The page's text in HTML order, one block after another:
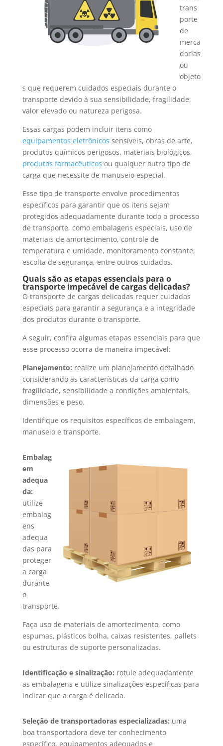
trans
porte
de
merca
dorias
ou
objeto
s que requerem cuidados especiais durante o
transporte devido à sua sensibilidade, fragilidade,
valor elevado ou natureza perigosa.
Essas cargas podem incluir itens como
equipamentos eletrônicos sensíveis, obras de arte,
produtos químicos perigosos, materiais biológicos,
produtos farmacêuticos ou qualquer outro tipo de
carga que necessite de manuseio especial.
Esse tipo de transporte envolve procedimentos
específicos para garantir que os itens sejam
protegidos adequadamente durante todo o processo
de transporte, como embalagens especiais, uso de
materiais de amortecimento, controle de
temperatura e umidade, monitoramento constante,
escolta de segurança, entre outros cuidados.
Quais são as etapas essenciais para o
transporte impecável de cargas delicadas?
O transporte de cargas delicadas requer cuidados
especiais para garantir a segurança e a integridade
dos produtos durante o transporte.
A seguir, confira algumas etapas essenciais para que
esse processo ocorra de maneira impecável:
Planejamento: realize um planejamento detalhado
considerando as características da carga como
fragilidade, sensibilidade a condições ambientais,
dimensões e peso.
Identifique os requisitos específicos de embalagem,
manuseio e transporte.
Embalag
em
adequa
da:
utilize
embalag
ens
adequa
das para
proteger
a carga
durante
o
transporte.
Faça uso de materiais de amortecimento, como
espumas, plásticos bolha, caixas resistentes, pallets
ou estruturas de suporte personalizadas.
Identificação e sinalização: rotule adequadamente
as embalagens e utilize sinalizações específicas para
indicar que a carga é delicada.
Seleção de transportadoras especializadas: uma
boa transportadora deve ter conhecimento
específico, equipamentos adequados e